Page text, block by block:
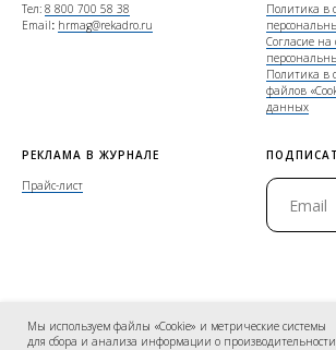
Тел: 8 800 700 58 38
Email: hrmag@rekadro.ru
Политика в
Согласие на
Политика в
файлов
данных
РЕКЛАМА В ЖУРНАЛЕ
Прайс-лист
защищены
Мы используем файлы «Cookie» и метрические системы
для сбора и анализа информации о производительности